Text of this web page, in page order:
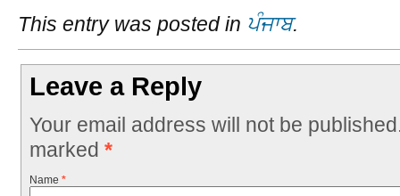
This entry was posted in ਪੰਜਾਬ.
Leave a Reply
Your email address will not be
marked *
Name *